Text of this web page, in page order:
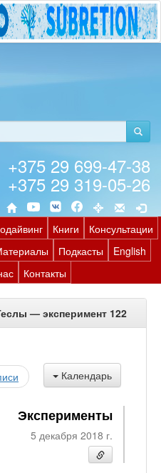
+375 29 699-47-38
+375 29 319-05-26
Книги
Консультации
Подкасты
English
Контакты
— эксперимент 122
Календарь
Эксперименты
5 декабря 2018 г.